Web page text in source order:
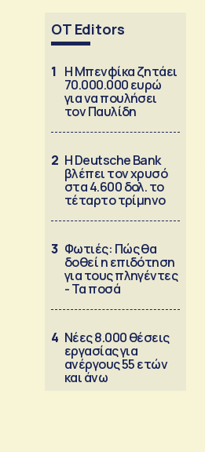
OT Editors
1 Η Μπενφίκα ζητάει
70.000.000 ευρώ
για να πουλήσει
τον Παυλίδη
2 Η Deutsche Bank
βλέπει τον χρυσό
στα 4.600 δολ. το
τέταρτο τρίμηνο
3 Φωτιές: Πώς θα
δοθεί η επιδότηση
για τους πληγέντες
- Τα ποσά
4 Νέες 8.000 θέσεις
εργασίας για
ανέργους 55 ετών
και άνω